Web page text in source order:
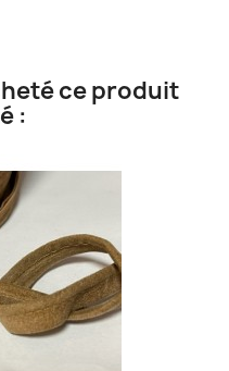
ce produit
: